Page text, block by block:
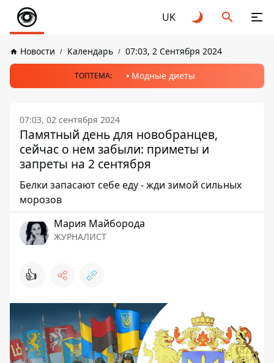
UK
Новости Календарь 07:03, 2 Сентября 2024
ТОПТЕМА: Модные диеты
07:03, 02 сентября 2024
Памятный день для новобранцев,
сейчас о нем забыли: приметы и
запреты на 2 сентября
Белки запасают себе еду - жди зимой сильных
морозов
Мария Майборода
ЖУРНАЛИСТ
👍